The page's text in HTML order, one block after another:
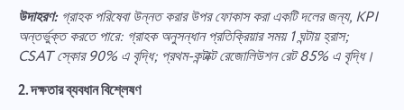
উদাহরণ:গ্রাহক পরিষেবা উন্নত করার উপর ফোকাস করা একটি দলের জন্য, KPI
অন্তর্ভুক্ত করতে পারে: গ্রাহক অনুসন্ধান প্রতিক্রিয়ার সময় 1 ঘন্টায় হ্রাস;
CSAT স্কোর 90% এ বৃদ্ধি; প্রথম-কন্টাক্ট রেজোলিউশন রেট 85% এ বৃদ্ধি।
2. দক্ষতার ব্যবধান বিশ্লেষণ
একটি অনুবাদ ত্রুটি রিপোর্ট
সঠিক বিকল্পের সাথে ইস্যুটির একটি বিবরণ সরবরাহ করুন
আমাদের সাথে যোগাযোগ করুন
একটি বাগ রিপোর্ট
সরবরাহ করে এবং কোনও প্রাসঙ্গিক ফাইল সংযুক্ত করতে নির্দ্বিধায়
আপনার বৈশিষ্ট্য প্রস্তাব করুন